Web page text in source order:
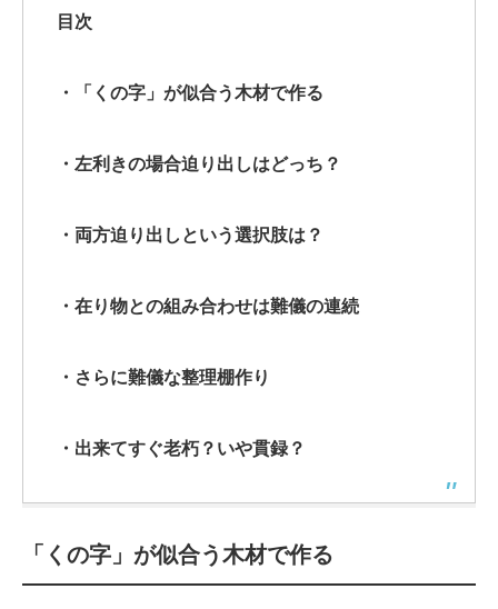
目次
・「くの字」が似合う木材で作る
・左利きの場合迫り出しはどっち？
・両方迫り出しという選択肢は？
・在り物との組み合わせは難儀の連続
・さらに難儀な整理棚作り
・出来てすぐ老朽？いや貫録？
「くの字」が似合う木材で作る